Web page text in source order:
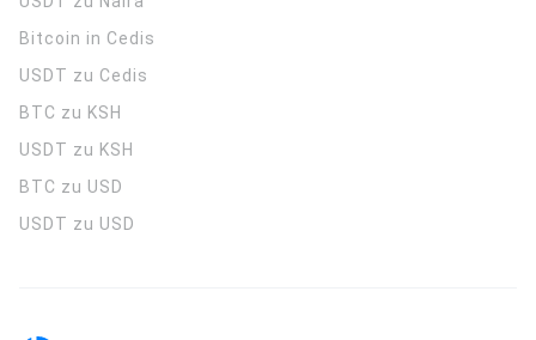
Bitcoin in Cedis
USDT zu Cedis
BTC zu KSH
USDT zu KSH
BTC zu USD
USDT zu USD